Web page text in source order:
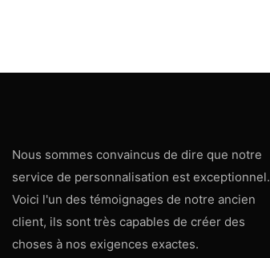
Nous sommes convaincus de dire que notre
service de personnalisation est exceptionnel.
Voici l'un des témoignages de notre ancien
client, ils sont très capables de créer des
choses à nos exigences exactes.